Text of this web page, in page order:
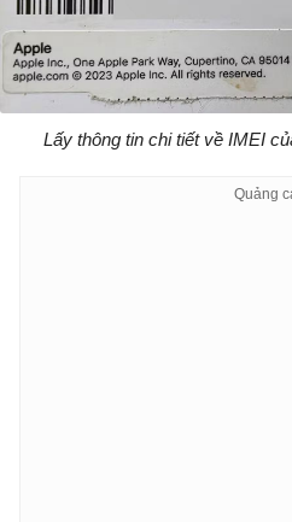
Lấy thông tin chi tiết về IMEI